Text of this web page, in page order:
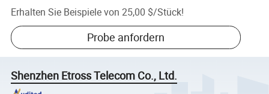
Erhalten Sie Beispiele von 25,00 $/Stück!
Probe anfordern
Shenzhen Etross Telecom Co., Ltd.